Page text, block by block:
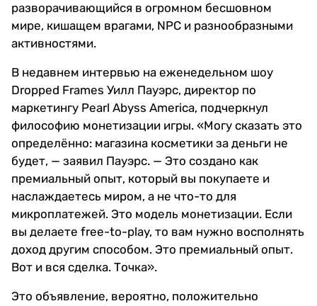
разворачивающийся в огромном бесшовном
мире, кишащем врагами, NPC и разнообразными
активностями.
В недавнем интервью на еженедельном шоу
Dropped Frames Уилл Пауэрс, директор по
маркетингу Pearl Abyss America, подчеркнул
философию монетизации игры. «Могу сказать это
определённо: магазина косметики за деньги не
будет, — заявил Пауэрс. — Это создано как
премиальный опыт, который вы покупаете и
наслаждаетесь миром, а не что-то для
микроплатежей. Это модель монетизации. Если
вы делаете free-to-play, то вам нужно восполнять
доход другим способом. Это премиальный опыт.
Вот и вся сделка. Точка».
Это объявление, вероятно, положительно